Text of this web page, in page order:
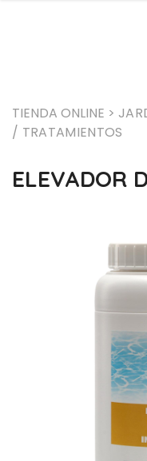
TIENDA ONLINE >
/ TRATAMIENTOS
ELEVADOR